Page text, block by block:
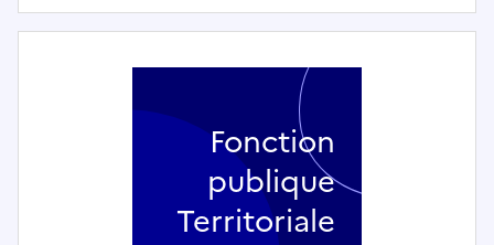
Fonction
publique
Territoriale